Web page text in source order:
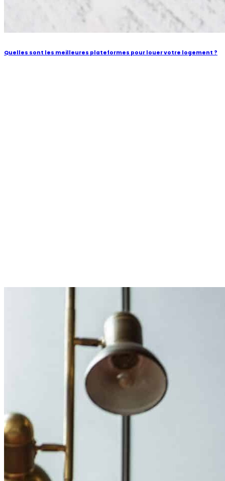
Quelles sont les meilleures plateformes pour louer votre logement ?